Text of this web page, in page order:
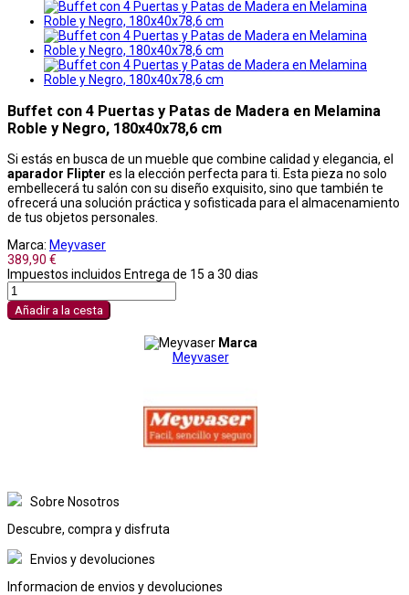
Buffet con 4 Puertas y Patas de Madera en Melamina
Roble y Negro, 180x40x78,6 cm
Si estás en busca de un mueble que combine calidad y elegancia, el
aparador Flipter es la elección perfecta para ti. Esta pieza no solo
embellecerá tu salón con su diseño exquisito, sino que también te
ofrecerá una solución práctica y sofisticada para el almacenamiento
de tus objetos personales.
Marca: Meyvaser
389,90 €
Impuestos incluidos Entrega de 15 a 30 dias
Añadir a la cesta
Marca
Meyvaser
Sobre Nosotros
Descubre, compra y disfruta
Envios y devoluciones
Informacion de envios y devoluciones